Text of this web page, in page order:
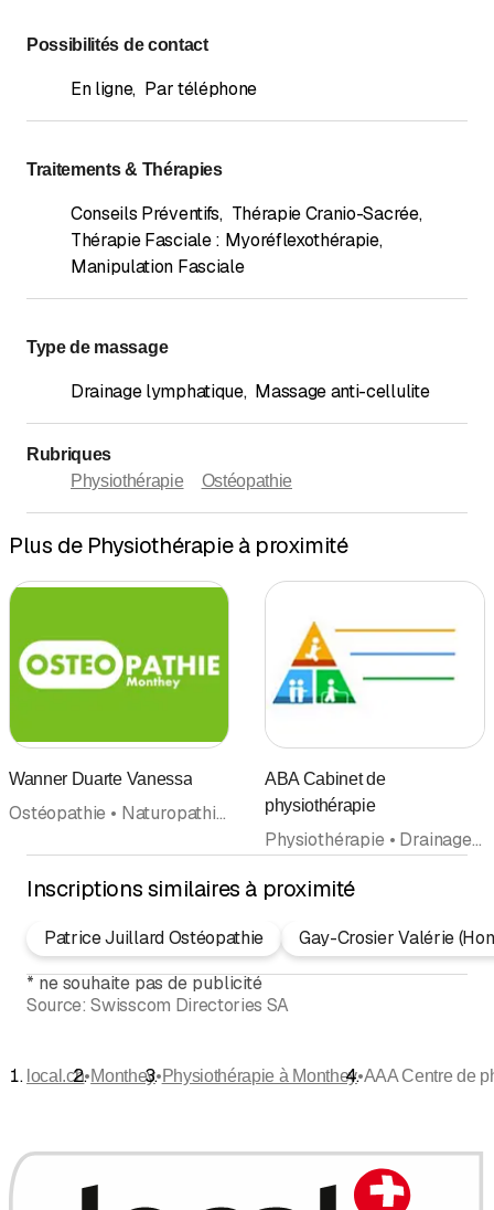
Possibilités de contact
En ligne, Par téléphone
Traitements & Thérapies
Conseils Préventifs, Thérapie Cranio-Sacrée,
Thérapie Fasciale : Myoréflexothérapie,
Manipulation Fasciale
Type de massage
Drainage lymphatique, Massage anti-cellulite
Rubriques
Physiothérapie
Ostéopathie
Plus de Physiothérapie à proximité
Wanner Duarte Vanessa
Ostéopathie • Naturopathie • Thérapie naturelle/Naturopathie • Thérapie craniosacrale • Physiothérapie • Massage • Massage de santé et de sport
ABA Cabinet de
physiothérapie
Physiothérapie • Drainage lymphatique
Inscriptions similaires à proximité
Patrice Juillard Ostéopathie
Gay-Crosier Valérie
* ne souhaite pas de publicité
Source: Swisscom Directories SA
local.ch•Monthey•Physiothérapie à Monthey•AAA Centre de